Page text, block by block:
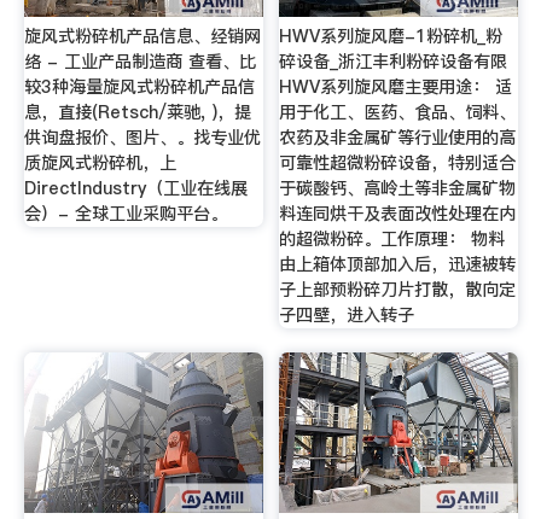
旋风式粉碎机产品信息、经销网
络 - 工业产品制造商 查看、比
较3种海量旋风式粉碎机产品信
息，直接(Retsch/莱驰, )，提
供询盘报价、图片、。找专业优
质旋风式粉碎机，上
DirectIndustry（工业在线展
会）- 全球工业采购平台。
HWV系列旋风磨-1粉碎机_粉
碎设备_浙江丰利粉碎设备有限
HWV系列旋风磨主要用途： 适
用于化工、医药、食品、饲料、
农药及非金属矿等行业使用的高
可靠性超微粉碎设备，特别适合
于碳酸钙、高岭土等非金属矿物
料连同烘干及表面改性处理在内
的超微粉碎。工作原理： 物料
由上箱体顶部加入后，迅速被转
子上部预粉碎刀片打散，散向定
子四壁，进入转子